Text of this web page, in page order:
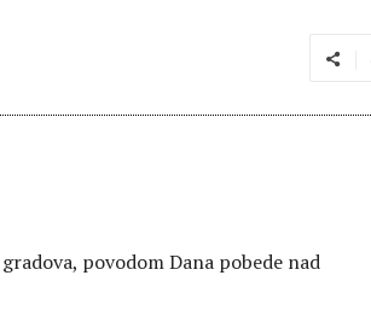
povodom Dana pobede nad